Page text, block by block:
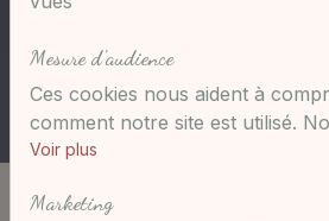
Mesure d'audience
Ces cookies nous aident à
comment notre site est utilisé.
savons quelles pages sont les
essentiels pour nous afin de
Voir plus
Marketing